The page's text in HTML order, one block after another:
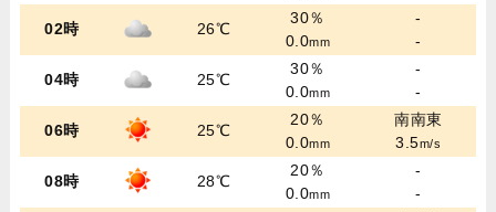
02時 26℃
30％
0.0mm
-
-
04時 25℃
30％
0.0mm
-
-
06時 25℃
20％
0.0mm
南南東
3.5m/s
08時 28℃
20％
0.0mm
-
-